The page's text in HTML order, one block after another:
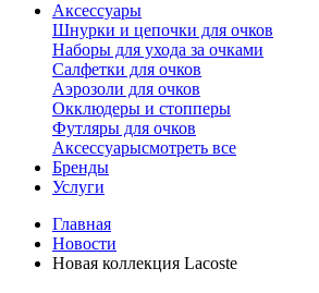
Аксессуары
Шнурки и цепочки для очков
Наборы для ухода за очками
Салфетки для очков
Аэрозоли для очков
Окклюдеры и стопперы
Футляры для очков
Аксессуарысмотреть все
Бренды
Услуги
Главная
Новости
Новая коллекция Lacoste